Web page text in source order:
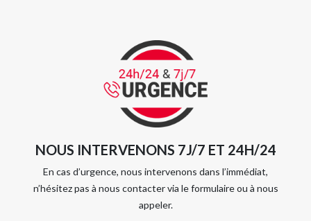
NOUS INTERVENONS 7J/7 ET 24H/24
En cas d’urgence, nous intervenons dans l’immédiat,
n’hésitez pas à nous contacter via le formulaire ou à nous
appeler.